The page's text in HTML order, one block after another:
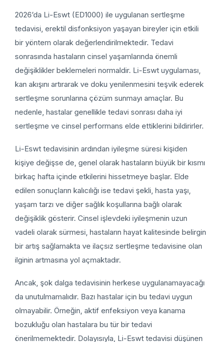
2026’da Li-Eswt (ED1000) ile uygulanan sertleşme
tedavisi, erektil disfonksiyon yaşayan bireyler için etkili
bir yöntem olarak değerlendirilmektedir. Tedavi
sonrasında hastaların cinsel yaşamlarında önemli
değişiklikler beklemeleri normaldir. Li-Eswt uygulaması,
kan akışını artırarak ve doku yenilenmesini teşvik ederek
sertleşme sorunlarına çözüm sunmayı amaçlar. Bu
nedenle, hastalar genellikle tedavi sonrası daha iyi
sertleşme ve cinsel performans elde ettiklerini bildirirler.
Li-Eswt tedavisinin ardından iyileşme süresi kişiden
kişiye değişse de, genel olarak hastaların büyük bir kısmı
birkaç hafta içinde etkilerini hissetmeye başlar. Elde
edilen sonuçların kalıcılığı ise tedavi şekli, hasta yaşı,
yaşam tarzı ve diğer sağlık koşullarına bağlı olarak
değişiklik gösterir. Cinsel işlevdeki iyileşmenin uzun
vadeli olarak sürmesi, hastaların hayat kalitesinde belirgin
bir artış sağlamakta ve ilaçsız sertleşme tedavisine olan
ilginin artmasına yol açmaktadır.
Ancak, şok dalga tedavisinin herkese uygulanamayacağı
da unutulmamalıdır. Bazı hastalar için bu tedavi uygun
olmayabilir. Örneğin, aktif enfeksiyon veya kanama
bozukluğu olan hastalara bu tür bir tedavi
önerilmemektedir. Dolayısıyla, Li-Eswt tedavisi düşünen